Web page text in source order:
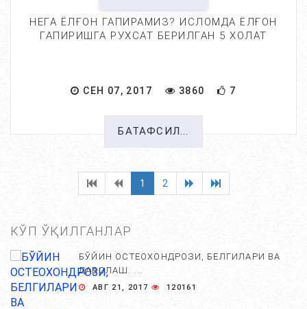
НЕГА ЁЛҒОН ГАПИРАМИЗ? ИСЛОМДА ЁЛҒОН
ГАПИРИШГА РУХСАТ БЕРИЛГАН 5 ХОЛАТ
СЕН 07, 2017 3860 7
БАТАФСИЛ...
1 2
КЎП ЎҚИЛГАНЛАР
БЎЙИН ОСТЕОХОНДРОЗИ, БЕЛГИЛАРИ ВА
ДАВОЛАШ. ...
АВГ 21, 2017 120161